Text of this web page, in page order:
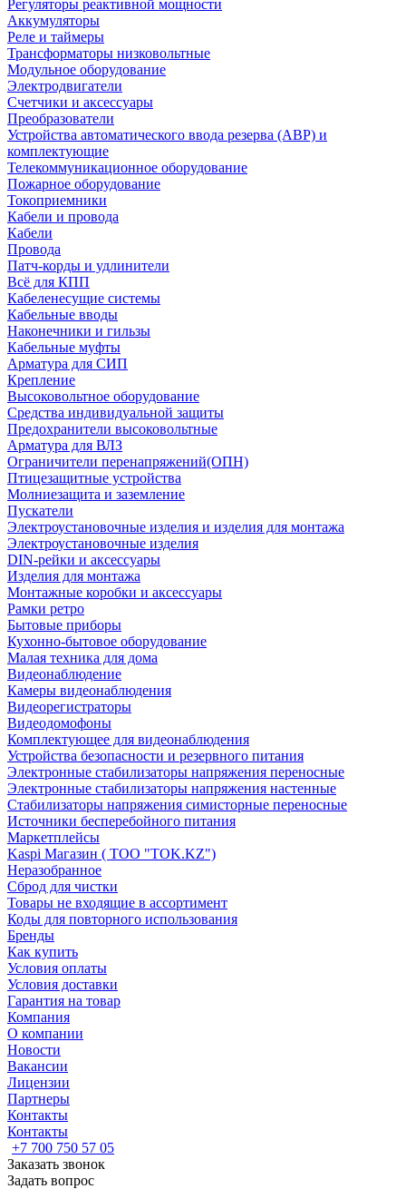
Регуляторы реактивной мощности
Аккумуляторы
Реле и таймеры
Трансформаторы низковольтные
Модульное оборудование
Электродвигатели
Счетчики и аксессуары
Преобразователи
Устройства автоматического ввода резерва (АВР) и
комплектующие
Телекоммуникационное оборудование
Пожарное оборудование
Токоприемники
Кабели и провода
Кабели
Провода
Патч-корды и удлинители
Всё для КПП
Кабеленесущие системы
Кабельные вводы
Наконечники и гильзы
Кабельные муфты
Арматура для СИП
Крепление
Высоковольтное оборудование
Средства индивидуальной защиты
Предохранители высоковольтные
Арматура для ВЛЗ
Ограничители перенапряжений(ОПН)
Птицезащитные устройства
Молниезащита и заземление
Пускатели
Электроустановочные изделия и изделия для монтажа
Электроустановочные изделия
DIN-рейки и аксессуары
Изделия для монтажа
Монтажные коробки и аксессуары
Рамки ретро
Бытовые приборы
Кухонно-бытовое оборудование
Малая техника для дома
Видеонаблюдение
Камеры видеонаблюдения
Видеорегистраторы
Видеодомофоны
Комплектующее для видеонаблюдения
Устройства безопасности и резервного питания
Электронные стабилизаторы напряжения переносные
Электронные стабилизаторы напряжения настенные
Стабилизаторы напряжения симисторные переносные
Источники бесперебойного питания
Маркетплейсы
Kaspi Магазин ( ТОО "TOK.KZ")
Неразобранное
Сброд для чистки
Товары не входящие в ассортимент
Коды для повторного использования
Бренды
Как купить
Условия оплаты
Условия доставки
Гарантия на товар
Компания
О компании
Новости
Вакансии
Лицензии
Партнеры
Контакты
Контакты
+7 700 750 57 05
Заказать звонок
Задать вопрос